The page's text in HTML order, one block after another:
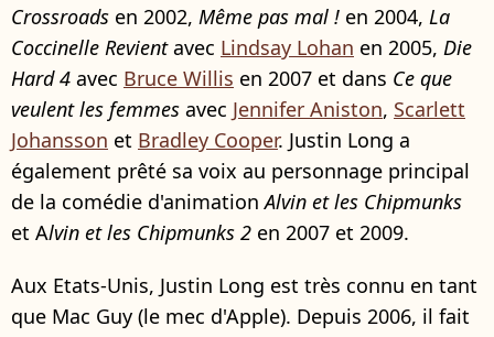
Crossroads en 2002, Même pas mal ! en 2004, La
Coccinelle Revientavec Lindsay Lohan en 2005, Die
Hard 4 avec Bruce Willis en 2007 et dans Ce que
veulent les femmes avec Jennifer Aniston, Scarlett
Johansson et Bradley Cooper. Justin Long a
également prêté sa voix au personnage principal
de la comédie d'animation Alvin et les Chipmunks
et Alvin et les Chipmunks 2 en 2007 et 2009.
Aux Etats-Unis, Justin Long est très connu en tant
que Mac Guy (le mec d'Apple). Depuis 2006, il fait